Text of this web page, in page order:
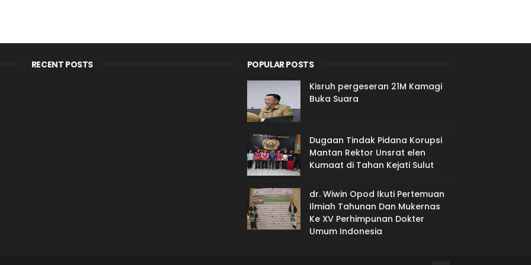
RECENT POSTS
POPULAR POSTS
Kisruh pergeseran 21M Kamagi
Buka Suara
Dugaan Tindak Pidana Korupsi
Mantan Rektor Unsrat elen
Kumaat di Tahan Kejati Sulut
dr. Wiwin Opod Ikuti Pertemuan
Ilmiah Tahunan Dan Mukernas
Ke XV Perhimpunan Dokter
Umum Indonesia